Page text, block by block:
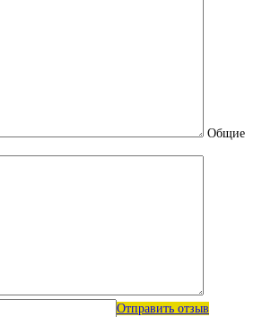
Общие
Отправить отзыв